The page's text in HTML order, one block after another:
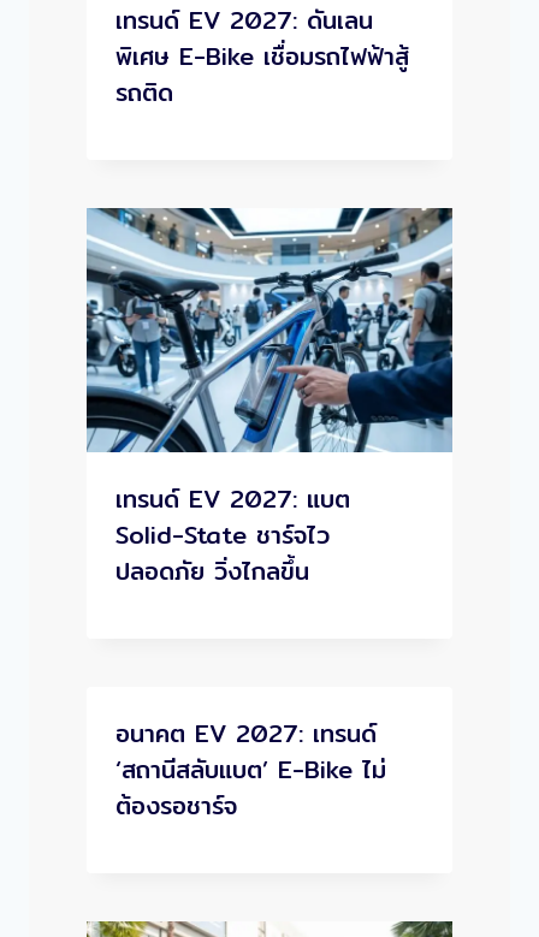
เทรนด์ EV 2027: ดันเลน
พิเศษ E-Bike เชื่อมรถไฟฟ้าสู้
รถติด
เทรนด์ EV 2027: แบต
Solid-State ชาร์จไว
ปลอดภัย วิ่งไกลขึ้น
อนาคต EV 2027: เทรนด์
‘สถานีสลับแบต’ E-Bike ไม่
ต้องรอชาร์จ